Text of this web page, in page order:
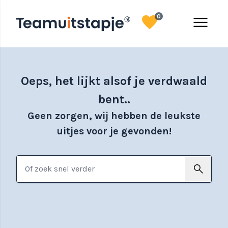
menu
favorite0
Oeps, het lijkt alsof je verdwaald
bent..
Geen zorgen, wij hebben de leukste
uitjes voor je gevonden!
search